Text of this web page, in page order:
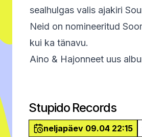
sealhulgas valis ajakiri
Neid on nomineeritud
kui ka tänavu.
Aino & Hajonneet uus
Stupido Records
neljapäev 09.04 22:15